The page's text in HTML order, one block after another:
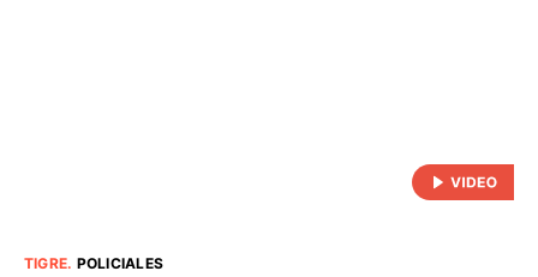
TIGRE. POLICIALES